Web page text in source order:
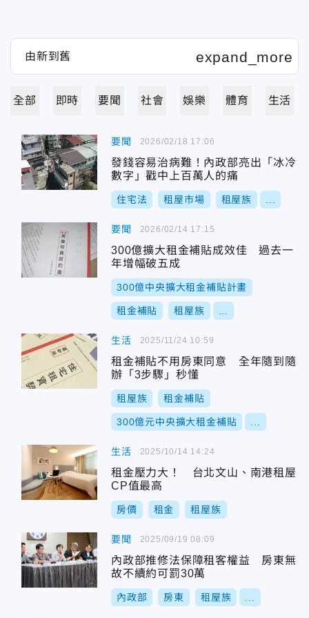
全部 即時 要聞 社會 娛樂 體育 生活
要聞
發錢容易治病難！內政部亮出「冰冷
數字」戳中上百萬人的痛
住宅法 租屋市場 租屋族
2026/02/18 17:06
要聞
300億擴大租金補貼成效佳 過去一
年增幅破五成
300億中央擴大租金補貼計畫
租金補貼 租屋族
2026/02/14 17:15
生活
租金補貼不用房東同意 全年隨到隨
辦「3步驟」秒懂
租屋族 租金補貼
300億元中央擴大租金補貼
2025/11/24 10:59
生活
租金壓力大！ 台北文山、南港租屋
CP值最高
房價 租金 租屋族
2025/10/14 14:24
要聞
內政部推修法保障租客權益 房東無
故不續約可罰30萬
內政部 房東 租屋族
2025/09/19 08:09